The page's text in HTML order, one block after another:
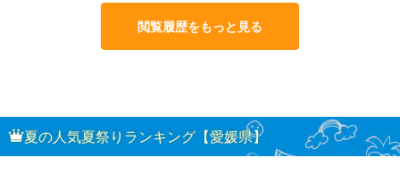
閲覧履歴をもっと見る
夏の人気夏祭りランキング【愛媛県】